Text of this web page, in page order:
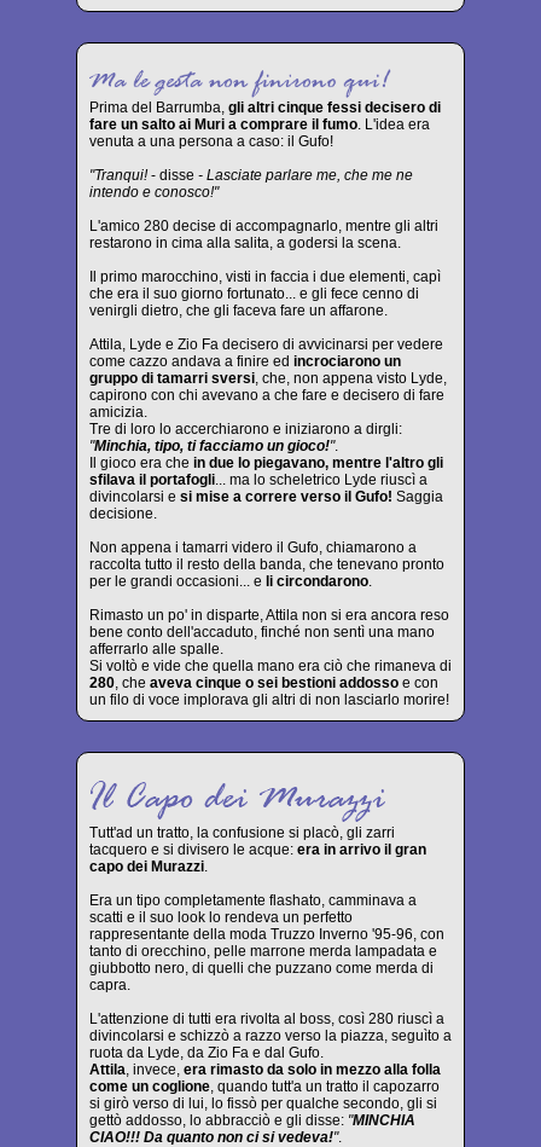
Prima del Barrumba, gli altri cinque fessi decisero di
fare un salto ai Muri a comprare il fumo . L'idea era
venuta a una persona a caso: il Gufo!
"Tranqui!- disse - Lasciate parlare me, che me ne
intendo e conosco!"
L'amico 280 decise di accompagnarlo, mentre gli altri
restarono in cima alla salita, a godersi la scena.
Il primo marocchino, visti in faccia i due elementi, capì
che era il suo giorno fortunato... e gli fece cenno di
venirgli dietro, che gli faceva fare un affarone.
Attila, Lyde e Zio Fa decisero di avvicinarsi per vedere
come cazzo andava a finire ed incrociarono un
gruppo di tamarri sversi , che, non appena visto Lyde,
capirono con chi avevano a che fare e decisero di fare
amicizia.
Tre di loro lo accerchiarono e iniziarono a dirgli:
"Minchia, tipo, ti facciamo un gioco!".
Il gioco era che in due lo piegavano, mentre l'altro gli
sfilava il portafogli ... ma lo scheletrico Lyde riuscì a
divincolarsi e si mise a correre verso il Gufo! Saggia
decisione.
Non appena i tamarri videro il Gufo, chiamarono a
raccolta tutto il resto della banda, che tenevano pronto
per le grandi occasioni... e li circondarono
Rimasto un po' in disparte, Attila non si era ancora reso
bene conto dell'accaduto, finché non sentì una mano
afferrarlo alle spalle.
Si voltò e vide che quella mano era ciò che rimaneva di
280 , che aveva cinque o sei bestioni addosso e con
un filo di voce implorava gli altri di non lasciarlo morire!
Tutt'ad un tratto, la confusione si placò, gli zarri
tacquero e si divisero le acque: era in arrivo il gran
capo dei Murazzi
Era un tipo completamente flashato, camminava a
scatti e il suo look lo rendeva un perfetto
rappresentante della moda Truzzo Inverno '95-96, con
tanto di orecchino, pelle marrone merda lampadata e
giubbotto nero, di quelli che puzzano come merda di
capra.
L'attenzione di tutti era rivolta al boss, così 280 riuscì a
divincolarsi e schizzò a razzo verso la piazza, seguìto a
ruota da Lyde, da Zio Fa e dal Gufo.
Attila , invece, era rimasto da solo in mezzo alla folla
come un coglione , quando tutt'a un tratto il capozarro
si girò verso di lui, lo fissò per qualche secondo, gli si
gettò addosso, lo abbracciò e gli disse: "MINCHIA
CIAO!!! Da quanto non ci si vedeva!".